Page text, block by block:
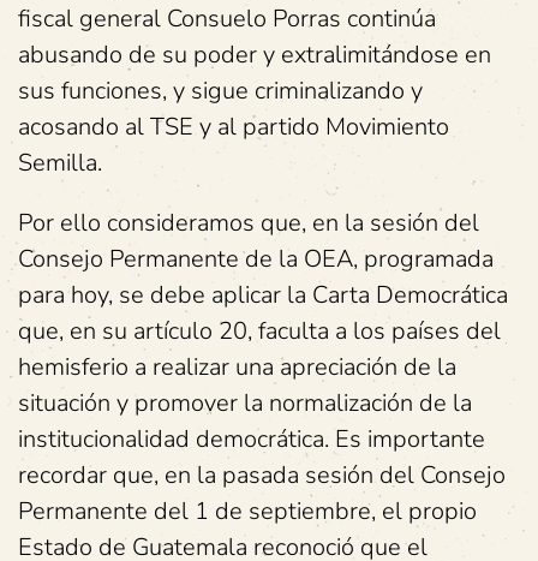
fiscal general Consuelo Porras continúa
abusando de su poder y extralimitándose en
sus funciones, y sigue criminalizando y
acosando al TSE y al partido Movimiento
Semilla.
Por ello consideramos que, en la sesión del
Consejo Permanente de la OEA, programada
para hoy, se debe aplicar la Carta Democrática
que, en su artículo 20, faculta a los países del
hemisferio a realizar una apreciación de la
situación y promover la normalización de la
institucionalidad democrática. Es importante
recordar que, en la pasada sesión del Consejo
Permanente del 1 de septiembre, el propio
Estado de Guatemala reconoció que el